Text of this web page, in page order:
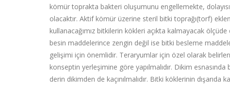
kömür toprakta bakteri oluşumunu engellemekte,
olacaktır. Aktif kömür üzerine steril bitki toprağı(torf)
kullanacağımız bitkilerin kökleri açıkta kalmayacak
besin maddelerince zengin değil ise bitki besleme
gelişimi için önemlidir. Teraryumlar için özel olarak
konseptin yerleşimine göre yapılmalıdır. Dikim esnasında
derin dikimden de kaçınılmalıdır. Bitki köklerinin